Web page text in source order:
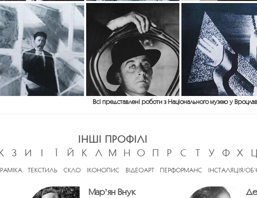
Всі представлені роботи з Національного музею у
ІНШІ ПРОФІЛІ
З И І Ї Й К Л М Н О П Р С Т У Ф Х Ц
ТЕКСТИЛЬ СКЛО ІКОНОПИС ВІДЕОАРТ ПЕРФОРМАНС ІНСТАЛЯЦІЯ/
Марʼян Внук